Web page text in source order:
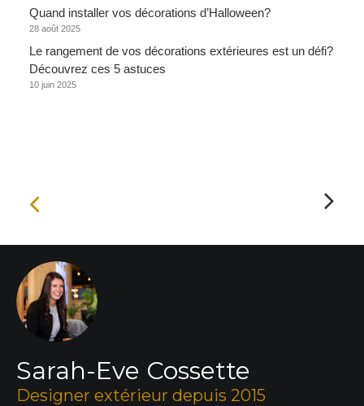
Quand installer vos décorations d’Halloween?
28 août 2025
Le rangement de vos décorations extérieures est un défi?
Découvrez ces 5 astuces
10 juin 2025
Sarah-Eve Cossette
Designer extérieur depuis 2015